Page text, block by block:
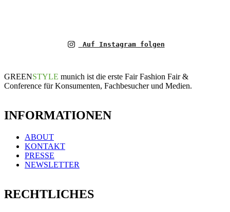
Auf Instagram folgen
GREENSTYLE munich ist die erste Fair Fashion Fair &
Conference für Konsumenten, Fachbesucher und Medien.
INFORMATIONEN
ABOUT
KONTAKT
PRESSE
NEWSLETTER
RECHTLICHES